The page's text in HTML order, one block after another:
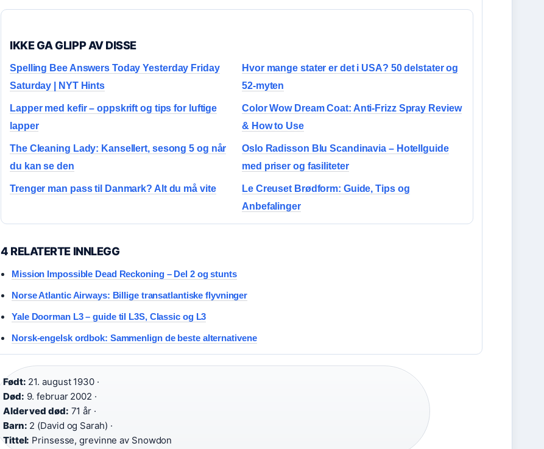
IKKE GA GLIPP AV DISSE
Spelling Bee Answers Today Yesterday Friday
Saturday | NYT Hints
Hvor mange stater er det i USA? 50 delstater og
52-myten
Lapper med kefir – oppskrift og tips for luftige
lapper
Color Wow Dream Coat: Anti-Frizz Spray Review
& How to Use
The Cleaning Lady: Kansellert, sesong 5 og når
du kan se den
Oslo Radisson Blu Scandinavia – Hotellguide
med priser og fasiliteter
Trenger man pass til Danmark? Alt du må vite
Le Creuset Brødform: Guide, Tips og
Anbefalinger
4 RELATERTE INNLEGG
Mission Impossible Dead Reckoning – Del 2 og stunts
Norse Atlantic Airways: Billige transatlantiske flyvninger
Yale Doorman L3 – guide til L3S, Classic og L3
Norsk-engelsk ordbok: Sammenlign de beste alternativene
Født: 21. august 1930 ·
Død: 9. februar 2002 ·
Alder ved død: 71 år ·
Barn: 2 (David og Sarah) ·
Tittel: Prinsesse, grevinne av Snowdon